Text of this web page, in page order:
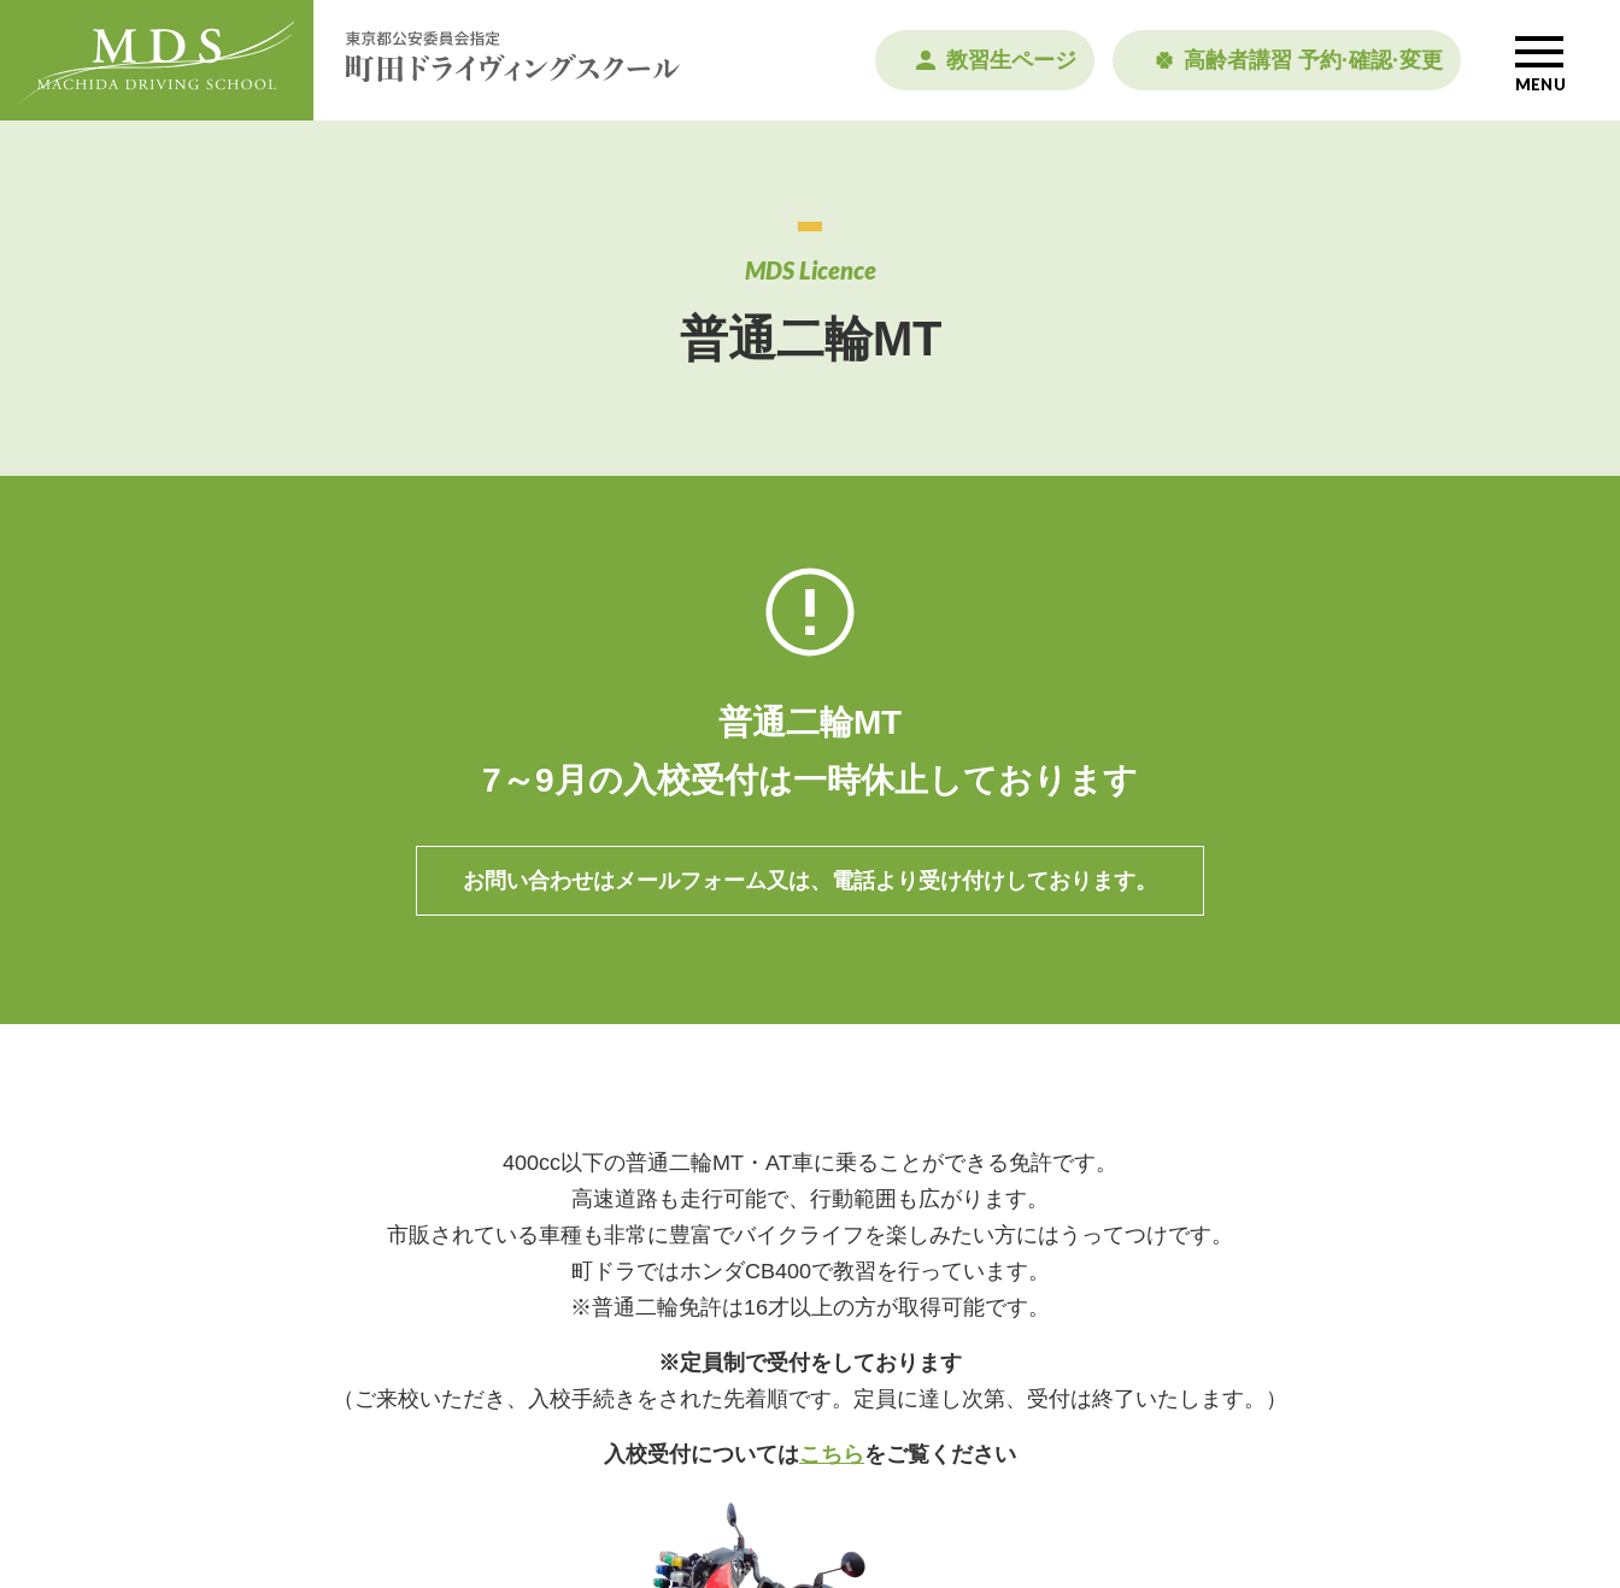
教習生ページ 高齢者講習 予約·確認·変更
MENU
MDS Licence
普通二輪MT
普通二輪MT
7～9月の入校受付は一時休止しております
お問い合わせはメールフォーム又は、 電話より受け付けしております。
400cc以下の普通二輪MT・AT車に乗ることができる免許です。
高速道路も走行可能で、行動範囲も広がります。
市販されている車種も非常に豊富でバイクライフを楽しみたい方にはうってつけです。
町ドラではホンダCB400で教習を行っています。
※普通二輪免許は16才以上の方が取得可能です。
※定員制で受付をしております
（ご来校いただき、入校手続きをされた先着順です。定員に達し次第、受付は終了いたします。）
入校受付についてはこちら をご覧ください